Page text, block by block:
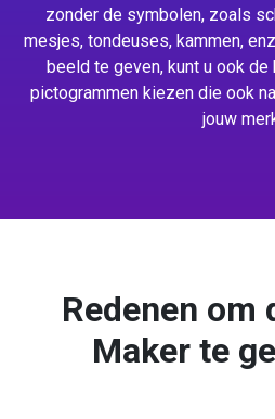
zonder de symbolen, zoals
mesjes, tondeuses, kammen,
beeld te geven, kunt u ook
pictogrammen kiezen die ook
jouw
Redenen om
Maker te